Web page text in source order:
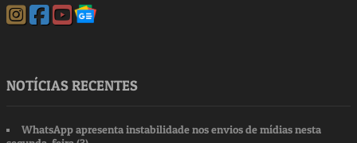
NOTÍCIAS RECENTES
WhatsApp apresenta instabilidade nos envios de mídias nesta